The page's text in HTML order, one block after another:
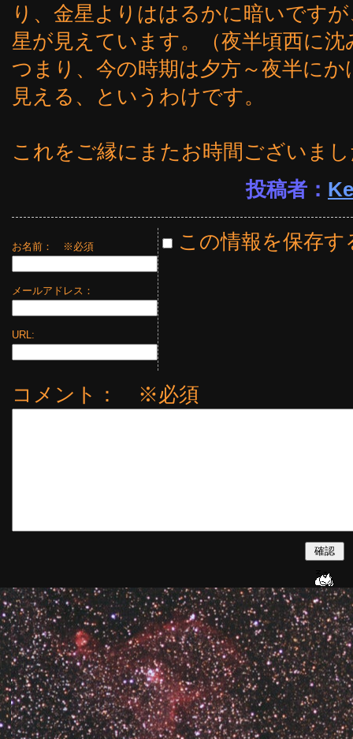
り、金星よりははるかに暗いです
星が見えています。（夜半頃西に沈
つまり、今の時期は夕方～夜半に
見える、というわけです。
これをご縁にまたお時間ございま
投稿者：
お名前： ※必須
メールアドレス：
URL:
この情報を保存す
コメント： ※必須